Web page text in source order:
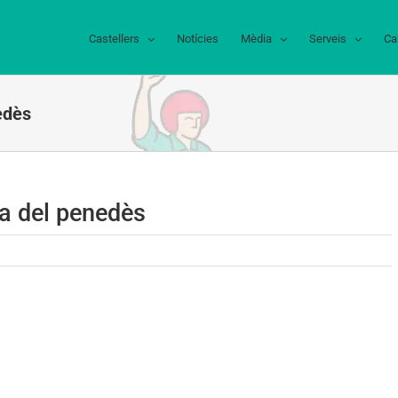
Castellers Notícies Mèdia Serveis
del penedès